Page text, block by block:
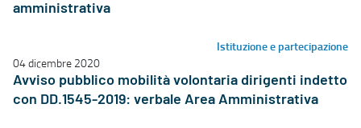
amministrativa
Istituzione e partecipazione
04 dicembre 2020
Avviso pubblico mobilità volontaria dirigenti indetto
con DD.1545-2019: verbale Area Amministrativa